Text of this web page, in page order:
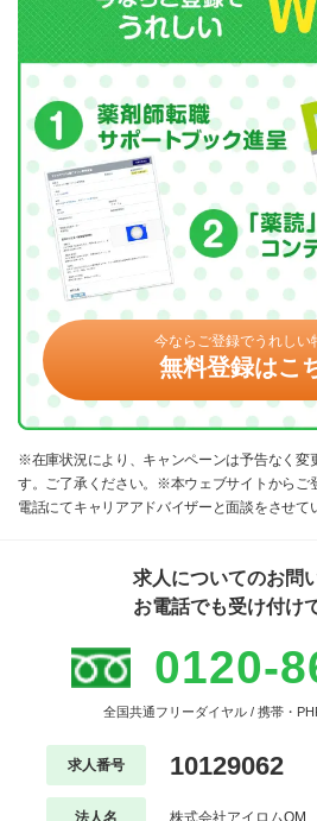
今ならご登録でうれしい
無料登録はこ
※在庫状況により、キャンペーンは予告なく変
す。ご了承ください。※本ウェブサイトからご
電話にてキャリアアドバイザーと面談をさせて
求人についてのお問
お電話でも受け付け
0120-
全国共通フリーダイヤル / 携帯・
求人番号 10129062